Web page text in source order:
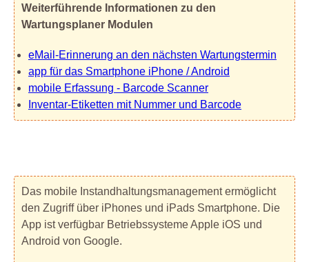
Weiterführende Informationen zu den
Wartungsplaner Modulen
eMail-Erinnerung an den nächsten Wartungstermin
app für das Smartphone iPhone / Android
mobile Erfassung - Barcode Scanner
Inventar-Etiketten mit Nummer und Barcode
Das mobile Instandhaltungsmanagement ermöglicht
den Zugriff über iPhones und iPads Smartphone. Die
App ist verfügbar Betriebssysteme Apple iOS und
Android von Google.